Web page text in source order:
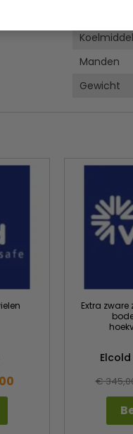
Koelmiddel
Manden
Gewicht
Extra zware
Elcold
€